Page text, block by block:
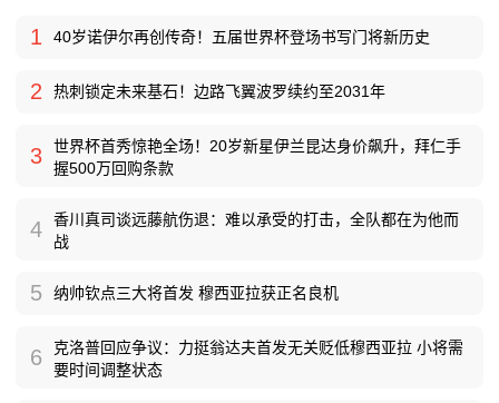
1 40岁诺伊尔再创传奇！五届世界杯登场书写门将新历史
2 热刺锁定未来基石！边路飞翼波罗续约至2031年
3
世界杯首秀惊艳全场！20岁新星伊兰昆达身价飙升，拜仁手
握500万回购条款
4
香川真司谈远藤航伤退：难以承受的打击，全队都在为他而
战
5 纳帅钦点三大将首发 穆西亚拉获正名良机
6
克洛普回应争议：力挺翁达夫首发无关贬低穆西亚拉 小将需
要时间调整状态